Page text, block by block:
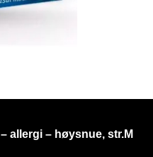
allergi – høysnue, str.M